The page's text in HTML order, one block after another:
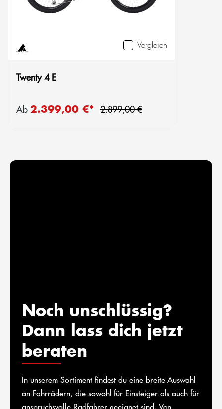
Vergleich
Twenty 4 E
Verkaufspreis:
Ab 2.399,00 €* Regulärer Preis:
2.899,00 €
Noch unschlüssig?
Dann lass dich jetzt
beraten
In unserem Sortiment findest du eine breite Auswahl
an Fahrrädern, die sowohl für Einsteiger als auch für
anspruchsvolle Radfahrer geeignet sind. Von